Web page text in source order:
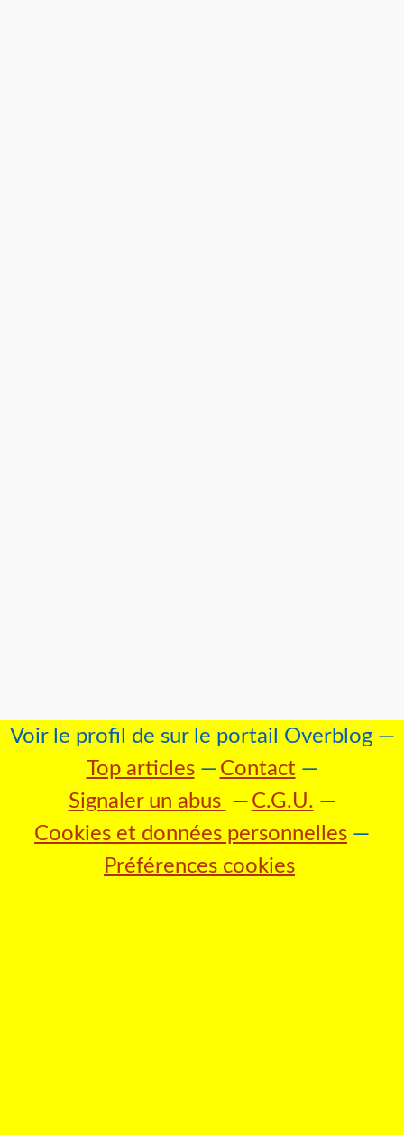
Voir le profil de sur le portail Overblog
Top articles
Contact
Signaler un abus
C.G.U.
Cookies et données personnelles
Préférences cookies